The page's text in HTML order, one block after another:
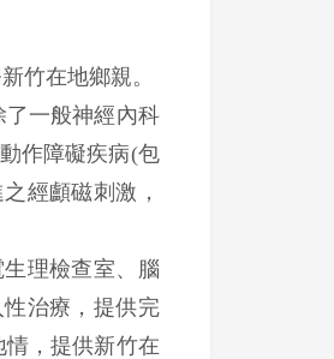
竹在地鄉親。
一般神經內科
作障礙疾病(包
經顱磁刺激，
理檢查室、腦
治療，提供完
，提供新竹在